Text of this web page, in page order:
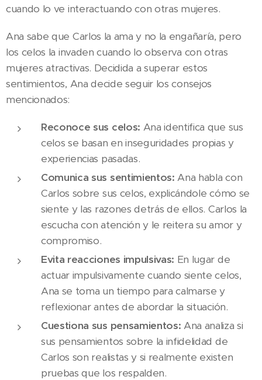
cuando lo ve interactuando con otras mujeres.
Ana sabe que Carlos la ama y no la engañaría, pero
los celos la invaden cuando lo observa con otras
mujeres atractivas. Decidida a superar estos
sentimientos, Ana decide seguir los consejos
mencionados:
Reconoce sus celos: Ana identifica que sus
celos se basan en inseguridades propias y
experiencias pasadas.
Comunica sus sentimientos: Ana habla con
Carlos sobre sus celos, explicándole cómo se
siente y las razones detrás de ellos. Carlos la
escucha con atención y le reitera su amor y
compromiso.
Evita reacciones impulsivas: En lugar de
actuar impulsivamente cuando siente celos,
Ana se toma un tiempo para calmarse y
reflexionar antes de abordar la situación.
Cuestiona sus pensamientos: Ana analiza si
sus pensamientos sobre la infidelidad de
Carlos son realistas y si realmente existen
pruebas que los respalden.